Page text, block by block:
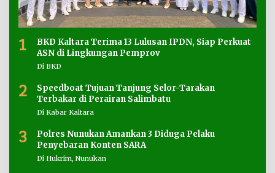
1
BKD Kaltara Terima 13 Lulusan IPDN, Siap Perkuat
ASN di Lingkungan Pemprov
Di BKD
2
Speedboat Tujuan Tanjung Selor-Tarakan
Terbakar di Perairan Salimbatu
Di Kabar Kaltara
3
Polres Nunukan Amankan 3 Diduga Pelaku
Penyebaran Konten SARA
Di Hukrim, Nunukan